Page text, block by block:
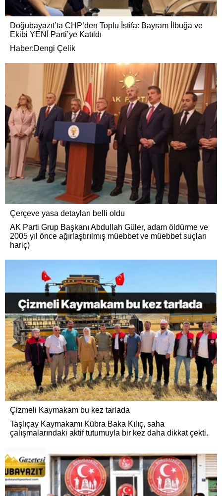
Doğubayazıt’ta CHP’den Toplu İstifa: Bayram İlbuğa ve
Ekibi YENİ Parti’ye Katıldı
Haber:Dengi Çelik
Çerçeve yasa detayları belli oldu
AK Parti Grup Başkanı Abdullah Güler, adam öldürme ve
2005 yıl önce ağırlaştırılmış müebbet ve müebbet suçları
hariç)
Çizmeli Kaymakam bu kez tarlada
Taşlıçay Kaymakamı Kübra Baka Kılıç, saha
çalışmalarındaki aktif tutumuyla bir kez daha dikkat çekti.